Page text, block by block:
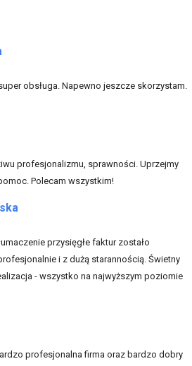
obsługa. Napewno jeszcze skorzystam.
profesjonalizmu, sprawności. Uprzejmy
Polecam wszystkim!
przysięgłe faktur zostało
i z dużą starannością. Świetny
- wszystko na najwyższym poziomie
profesjonalna firma oraz bardzo dobry